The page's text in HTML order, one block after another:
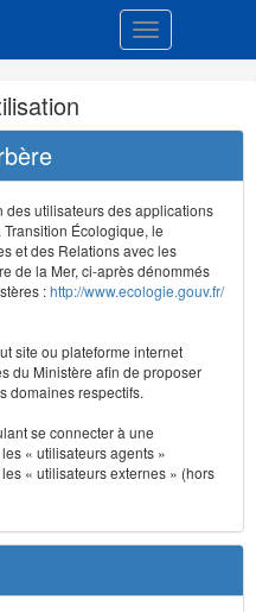
Toggle
utilisateurs des applications
Écologique, le
et des Relations avec les
de la Mer, ci-après dénommés
:http://www.ecologie.gouv.fr/
site ou plateforme internet
du Ministère afin de proposer
domaines respectifs.
se connecter à une
« utilisateurs agents »
« utilisateurs externes » (hors